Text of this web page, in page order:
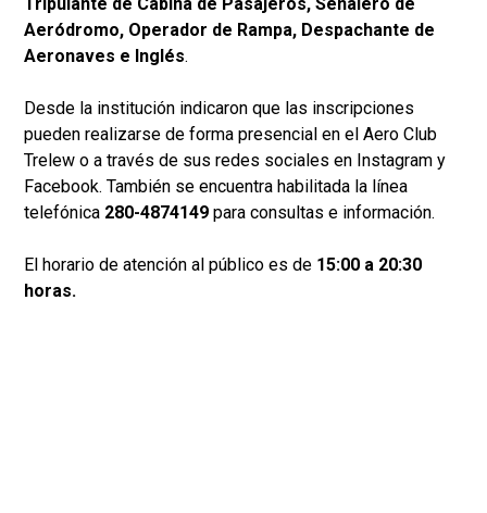
Aeródromo, Operador de Rampa, Despachante de
Aeronaves e Inglés.
Desde la institución indicaron que las inscripciones
pueden realizarse de forma presencial en el Aero Club
Trelew o a través de sus redes sociales en Instagram y
Facebook. También se encuentra habilitada la línea
telefónica 280-4874149 para consultas e información.
El horario de atención al público es de 15:00 a 20:30
horas.